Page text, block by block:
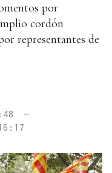
por
cordón
representantes de
—